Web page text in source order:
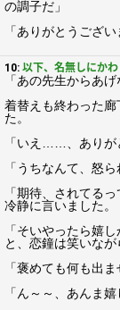
の調子だ」
「ありがとうござ
10: 以下、名無しにか
「あの先生からあ
着替えも終わった
た。
「いえ……、ありが
「うちなんて、怒
「期待、されてる
冷静に言いました。
「そいやったら嬉
と、恋鐘は笑いなが
「褒めても何も出ま
「ん～～、あんま嬉